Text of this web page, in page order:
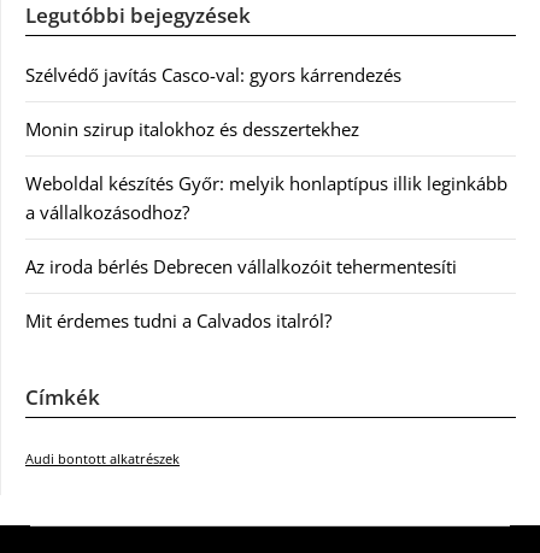
Legutóbbi bejegyzések
Szélvédő javítás Casco-val: gyors kárrendezés
Monin szirup italokhoz és desszertekhez
Weboldal készítés Győr: melyik honlaptípus illik leginkább
a vállalkozásodhoz?
Az iroda bérlés Debrecen vállalkozóit tehermentesíti
Mit érdemes tudni a Calvados italról?
Címkék
Audi bontott alkatrészek